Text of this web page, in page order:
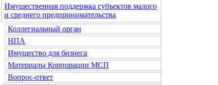
Имущественная поддержка субъектов малого
и среднего предпринимательства
Коллегиальный орган
НПА
Имущество для бизнеса
Материалы Корпорации МСП
Вопрос-ответ